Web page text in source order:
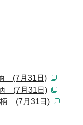
(7月31日)
(7月31日)
柄 (7月31日)